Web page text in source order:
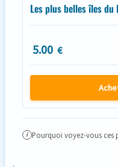
Les plus belles îles
5.00 €
i Pourquoi voyez-vous ces